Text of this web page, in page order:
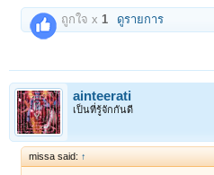
ถูกใจ x 1 ดูรายการ
ainteerati
เป็นที่รู้จักกันดี
missa said: ↑